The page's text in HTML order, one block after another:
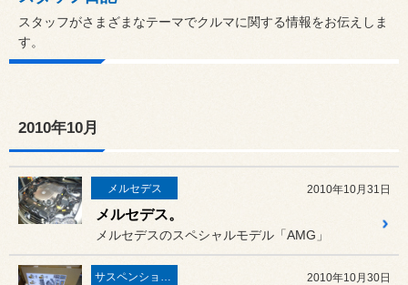
スタッフがさまざまなテーマでクルマに関する情報をお伝えしま
す。
2010年10月
メルセデス 2010年10月31日
メルセデス。
メルセデスのスペシャルモデル「AMG」
サスペンション・ボディ関連 2010年10月30日